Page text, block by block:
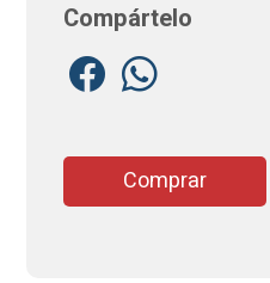
Compártelo
Comprar